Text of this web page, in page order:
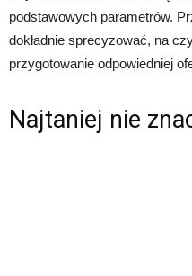
podstawowych parametrów.
dokładnie sprecyzować, na
przygotowanie odpowiedniej
Najtaniej nie